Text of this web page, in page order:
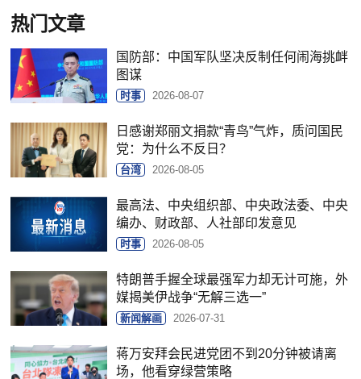
热门文章
国防部：中国军队坚决反制任何闹海挑衅
图谋
时事 2026-08-07
日感谢郑丽文捐款“青鸟”气炸，质问国民
党：为什么不反日？
台湾 2026-08-05
最高法、中央组织部、中央政法委、中央
编办、财政部、人社部印发意见
时事 2026-08-05
特朗普手握全球最强军力却无计可施，外
媒揭美伊战争“无解三选一”
新闻解画 2026-07-31
蒋万安拜会民进党团不到20分钟被请离
场，他看穿绿营策略